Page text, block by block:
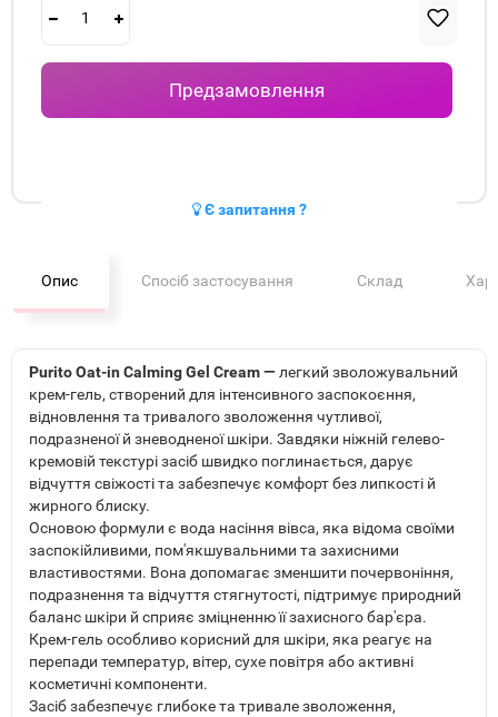
Предзамовлення
Є запитання ?
Опис Спосіб застосування Склад
Purito Oat-in Calming Gel Cream —легкий зволожувальний
крем-гель, створений для інтенсивного заспокоєння,
відновлення та тривалого зволоження чутливої,
подразненої й зневодненої шкіри. Завдяки ніжній гелево-
кремовій текстурі засіб швидко поглинається, дарує
відчуття свіжості та забезпечує комфорт без липкості й
жирного блиску.
Основою формули є вода насіння вівса, яка відома своїми
заспокійливими, пом'якшувальними та захисними
властивостями. Вона допомагає зменшити почервоніння,
подразнення та відчуття стягнутості, підтримує природний
баланс шкіри й сприяє зміцненню її захисного бар'єра.
Крем-гель особливо корисний для шкіри, яка реагує на
перепади температур, вітер, сухе повітря або активні
косметичні компоненти.
Засіб забезпечує глибоке та тривале зволоження,